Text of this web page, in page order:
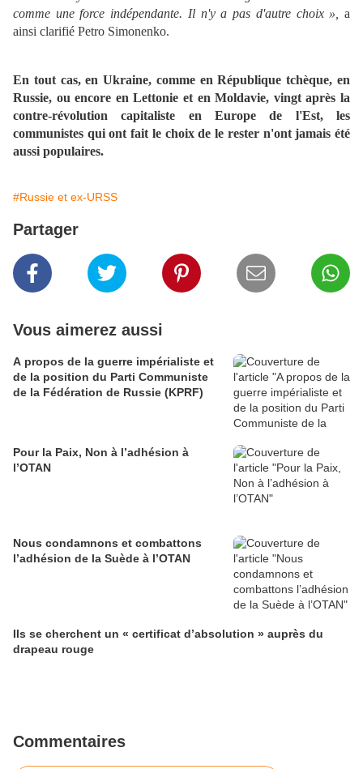
comme une force indépendante. Il n'y a pas d'autre choix »,
a
ainsi clarifié Petro Simonenko.
En tout cas, en Ukraine, comme en République tchèque, en
Russie, ou encore en Lettonie et en Moldavie, vingt après la
contre-révolution capitaliste en Europe de l'Est, les
communistes qui ont fait le choix de le rester n'ont jamais été
aussi populaires.
#Russie et ex-URSS
Partager
Vous aimerez aussi
A propos de la guerre impérialiste et
de la position du Parti Communiste
de la Fédération de Russie (KPRF)
Pour la Paix, Non à l’adhésion à
l’OTAN
Nous condamnons et combattons
l’adhésion de la Suède à l’OTAN
Ils se cherchent un « certificat d’absolution » auprès du
drapeau rouge
Commentaires